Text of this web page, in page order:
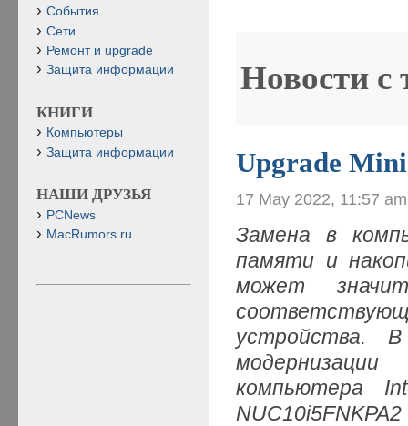
Новости с
Upgrade
17 May 2022, 11:57 am
Замена в
памяти и
может
устройства.
компьютера
NUC10i5FNKPA2
События
Сети
Ремонт и upgrade
Защита информации
КНИГИ
Компьютеры
Защита информации
НАШИ ДРУЗЬЯ
PCNews
MacRumors.ru